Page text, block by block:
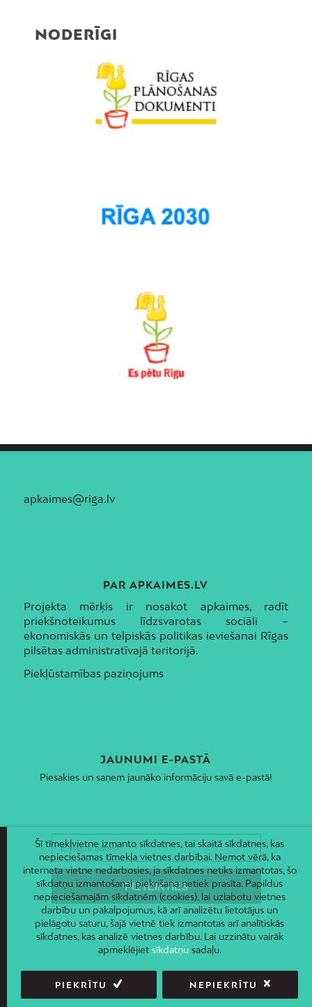
NODERĪGI
apkaimes@riga.lv
PAR APKAIMES.LV
Projekta mērķis ir nosakot apkaimes, radīt
priekšnoteikumus līdzsvarotas sociāli –
ekonomiskās un telpiskās politikas ieviešanai Rīgas
pilsētas administratīvajā teritorijā.
Piekļūstamības paziņojums
JAUNUMI E-PASTĀ
Piesakies un saņem jaunāko informāciju savā e-pastā!
Šī tīmekļvietne izmanto sīkdatnes, tai skaitā sīkdatnes, kas
nepieciešamas tīmekļa vietnes darbībai. Ņemot vērā, ka
interneta vietne nedarbosies, ja sīkdatnes netiks izmantotas, šo
sīkdatņu izmantošanai piekrišana netiek prasīta. Papildus
nepieciešamajām sīkdatnēm (cookies), lai uzlabotu vietnes
darbību un pakalpojumus, kā arī analizētu lietotājus un
pielāgotu saturu, šajā vietnē tiek izmantotas arī analītiskās
sīkdatnes, kas analizē vietnes darbību. Lai uzzinātu vairāk
apmeklējiet sīkdatņusadaļu.
PIEKRĪTU NEPIEKRĪTU